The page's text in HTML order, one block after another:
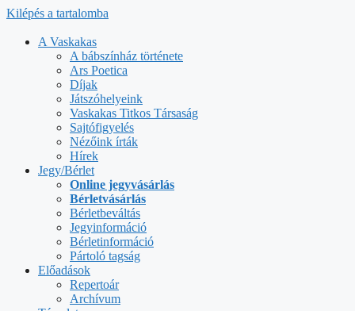
Kilépés a tartalomba
A Vaskakas
A bábszínház története
Ars Poetica
Díjak
Játszóhelyeink
Vaskakas Titkos Társaság
Sajtófigyelés
Nézőink írták
Hírek
Jegy/Bérlet
Online jegyvásárlás
Bérletvásárlás
Bérletbeváltás
Jegyinformáció
Bérletinformáció
Pártoló tagság
Előadások
Repertoár
Archívum